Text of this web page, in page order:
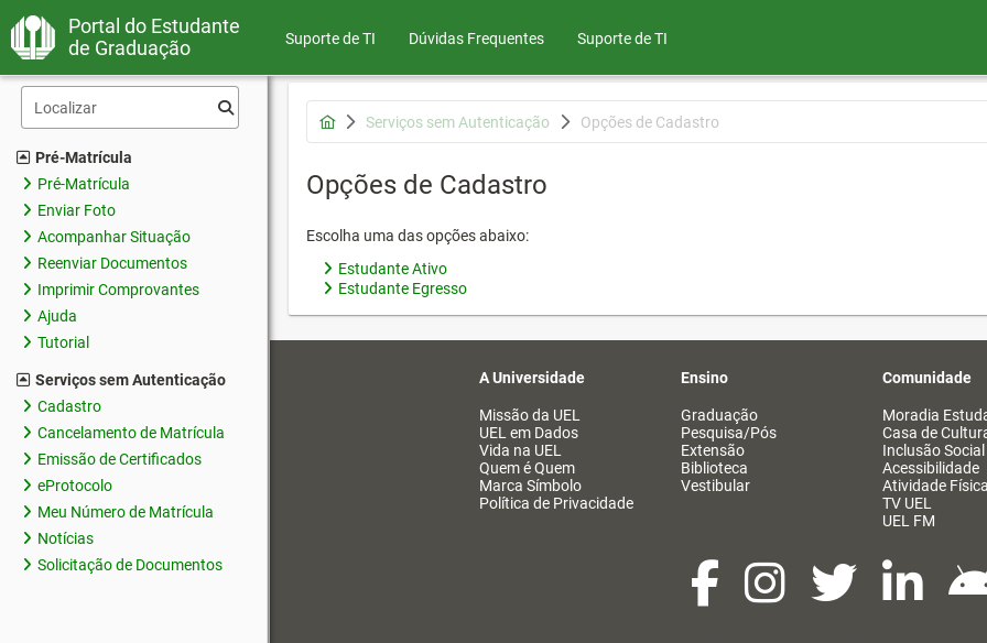
Portal do Estudante
de Graduação
Suporte de TI Dúvidas Frequentes Suporte de TI
Pré-Matrícula
Pré-Matrícula
Enviar Foto
Acompanhar Situação
Reenviar Documentos
Imprimir Comprovantes
Ajuda
Tutorial
Serviços sem Autenticação
Cadastro
Cancelamento de Matrícula
Emissão de Certificados
eProtocolo
Meu Número de Matrícula
Notícias
Solicitação de Documentos
Serviços sem Autenticação Opções de Cadastro
Opções de Cadastro
Escolha uma das opções abaixo:
Estudante Ativo
Estudante Egresso
A Universidade
Missão da UEL
UEL em Dados
Vida na UEL
Quem é Quem
Marca Símbolo
Política de Privacidade
Ensino
Graduação
Pesquisa/Pós
Extensão
Biblioteca
Vestibular
Comunidade
Moradia
Casa de
Inclusão Social
Acessibilidade
Atividade Física
TV UEL
UEL FM